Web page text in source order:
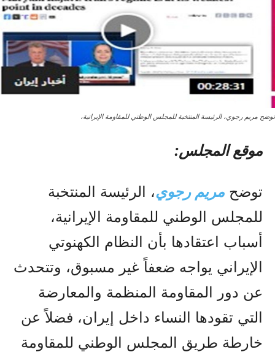
توضح مريم رجوي، الرئيسة المنتخبة للمجلس الوطني للمقاومة الإيرانية،
موقع المجلس:
توضح مريم رجوي، الرئيسة المنتخبة
للمجلس الوطني للمقاومة الإيرانية،
أسباب اعتقادها بأن النظام الكهنوتي
الإيراني يواجه ضعفاً غير مسبوق، وتتحدث
عن دور المقاومة المنظمة والمعارضة
التي تقودها النساء داخل إيران، فضلاً عن
خارطة طريق المجلس الوطني للمقاومة